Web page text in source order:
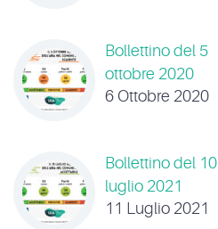
Bollettino del 5
ottobre 2020
6 Ottobre 2020
Bollettino del 10
luglio 2021
11 Luglio 2021